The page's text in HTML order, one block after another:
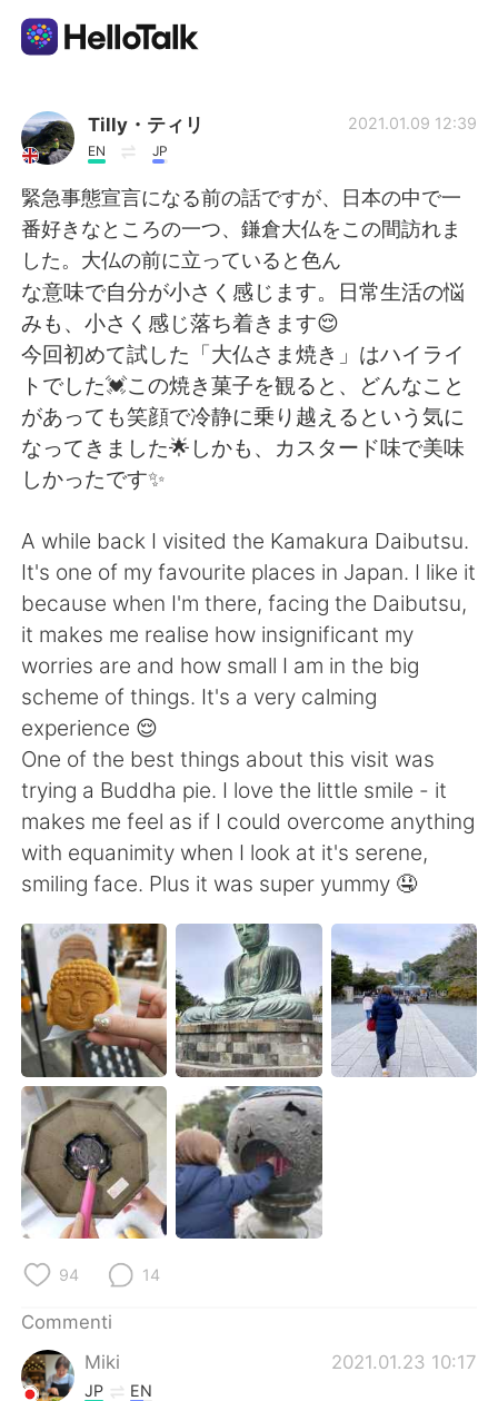
App di scambio linguistico
AI Grammar Checker
Italiano
English 简体中文
繁體中文 Español
العربية Français
Русский
ไทย Indonesia
Türkçe Tiếng Việt
Português
Tilly・ティリ
EN JP
2021.01.09 12:39
緊急事態宣言になる前の話ですが、日本の中で一
番好きなところの一つ、鎌倉大仏をこの間訪れま
した。大仏の前に立っていると色ん
な意味で自分が小さく感じます。日常生活の悩
みも、小さく感じ落ち着きます😌
今回初めて試した「大仏さま焼き」はハイライ
トでした💓この焼き菓子を観ると、どんなこと
があっても笑顔で冷静に乗り越えるという気に
なってきました🌟しかも、カスタード味で美味
しかったです✨
A while back I visited the Kamakura Daibutsu.
It's one of my favourite places in Japan. I like it
because when I'm there, facing the Daibutsu,
it makes me realise how insignificant my
worries are and how small I am in the big
scheme of things. It's a very calming
experience 😌
One of the best things about this visit was
trying a Buddha pie. I love the little smile - it
makes me feel as if I could overcome anything
with equanimity when I look at it's serene,
smiling face. Plus it was super yummy 🤤
94 14
Commenti
Miki
2021.01.23 10:17
JP EN